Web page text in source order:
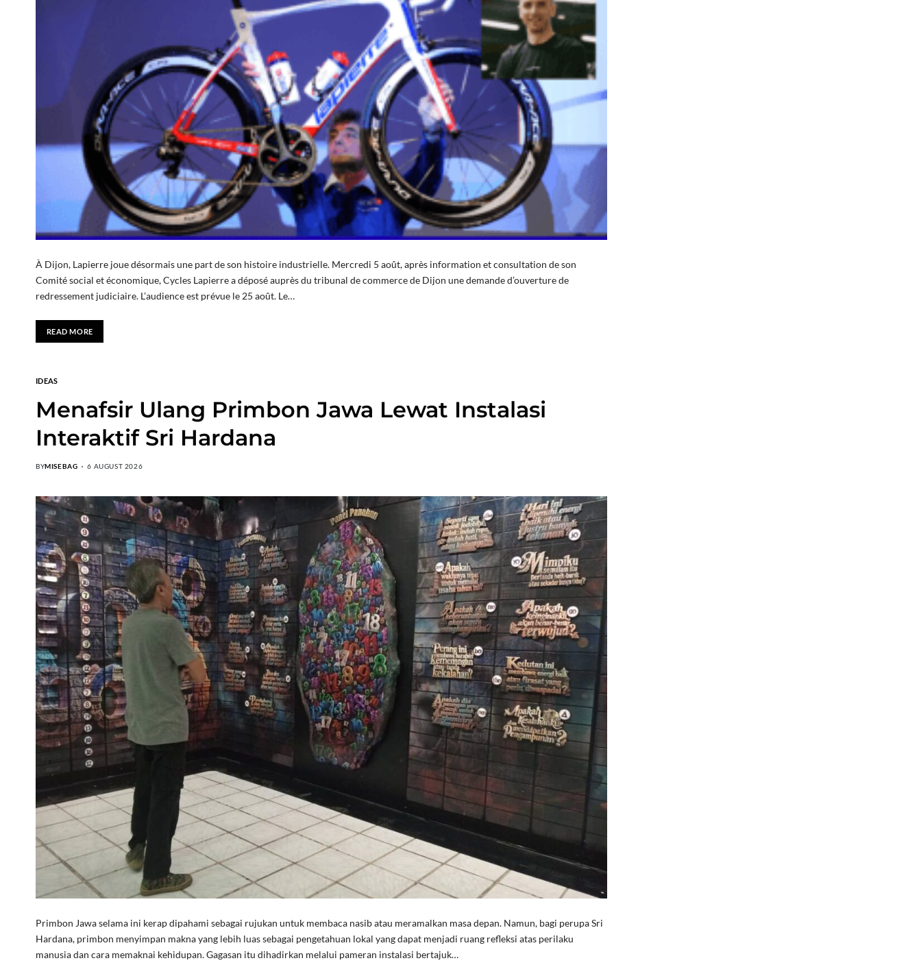
À Dijon, Lapierre joue désormais une part de son histoire industrielle. Mercredi 5 août, après information et consultation de son
Comité social et économique, Cycles Lapierre a déposé auprès du tribunal de commerce de Dijon une demande d’ouverture de
redressement judiciaire. L’audience est prévue le 25 août. Le…
READ MORE
IDEAS
Menafsir Ulang Primbon Jawa Lewat Instalasi
Interaktif Sri Hardana
BYMISEBAG 6 AUGUST 2026
Primbon Jawa selama ini kerap dipahami sebagai rujukan untuk membaca nasib atau meramalkan masa depan. Namun, bagi perupa Sri
Hardana, primbon menyimpan makna yang lebih luas sebagai pengetahuan lokal yang dapat menjadi ruang refleksi atas perilaku
manusia dan cara memaknai kehidupan. Gagasan itu dihadirkan melalui pameran instalasi bertajuk…